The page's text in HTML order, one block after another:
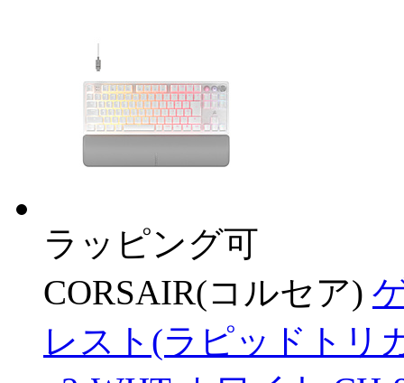
ラッピング可
CORSAIR(コルセア)
レスト(ラピッドトリ